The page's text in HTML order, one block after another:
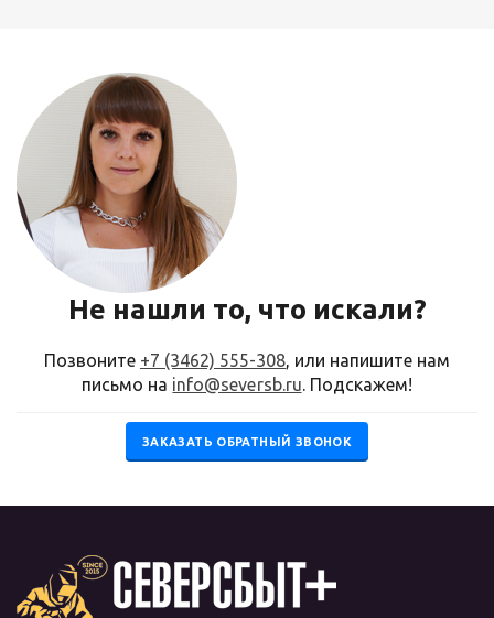
Не нашли то, что искали?
Позвоните +7 (3462) 555-308, или напишите нам
письмо на info@seversb.ru. Подскажем!
ЗАКАЗАТЬ ОБРАТНЫЙ ЗВОНОК